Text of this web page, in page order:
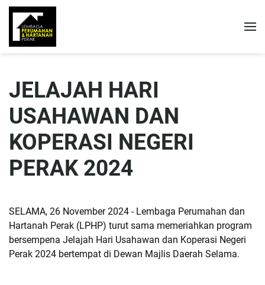
JELAJAH HARI
USAHAWAN DAN
KOPERASI NEGERI
PERAK 2024
SELAMA, 26 November 2024 - Lembaga Perumahan dan
Hartanah Perak (LPHP) turut sama memeriahkan program
bersempena Jelajah Hari Usahawan dan Koperasi Negeri
Perak 2024 bertempat di Dewan Majlis Daerah Selama.